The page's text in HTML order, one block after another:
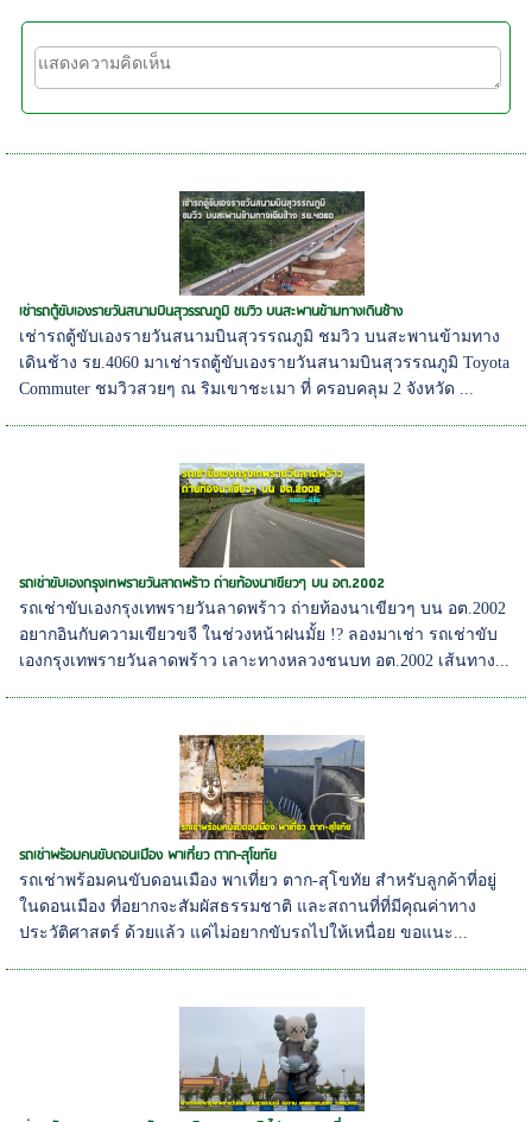
เช่ารถตู้ขับเองรายวันสนามบินสุวรรณภูมิ ชมวิว บนสะพานข้ามทางเดินช้าง
เช่ารถตู้ขับเองรายวันสนามบินสุวรรณภูมิ ชมวิว บนสะพานข้ามทาง
เดินช้าง รย.4060 มาเช่ารถตู้ขับเองรายวันสนามบินสุวรรณภูมิ Toyota
Commuter ชมวิวสวยๆ ณ ริมเขาชะเมา ที่ ครอบคลุม 2 จังหวัด ...
รถเช่าขับเองกรุงเทพรายวันลาดพร้าว ถ่ายท้องนาเขียวๆ บน อต.2002
รถเช่าขับเองกรุงเทพรายวันลาดพร้าว ถ่ายท้องนาเขียวๆ บน อต.2002
อยากอินกับความเขียวขจี ในช่วงหน้าฝนมั้ย !? ลองมาเช่า รถเช่าขับ
เองกรุงเทพรายวันลาดพร้าว เลาะทางหลวงชนบท อต.2002 เส้นทาง...
รถเช่าพร้อมคนขับดอนเมือง พาเที่ยว ตาก-สุโขทัย
รถเช่าพร้อมคนขับดอนเมือง พาเที่ยว ตาก-สุโขทัย สำหรับลูกค้าที่อยู่
ในดอนเมือง ที่อยากจะสัมผัสธรรมชาติ และสถานที่ที่มีคุณค่าทาง
ประวัติศาสตร์ ด้วยแล้ว แค่ไม่อยากขับรถไปให้เหนื่อย ขอแนะ...